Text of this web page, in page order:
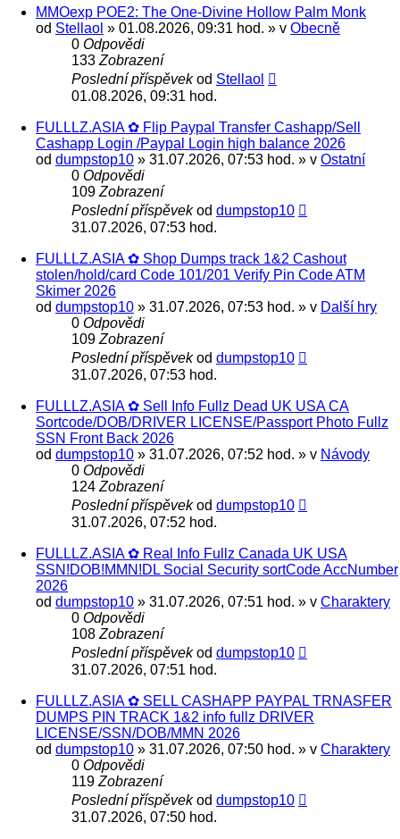
MMOexp POE2: The One-Divine Hollow Palm Monk
od Stellaol » 01.08.2026, 09:31 hod. » v Obecně
0 Odpovědi
133 Zobrazení
Poslední příspěvekod Stellaol
01.08.2026, 09:31 hod.
FULLLZ.ASIA ✿ Flip Paypal Transfer Cashapp/Sell
Cashapp Login /Paypal Login high balance 2026
od dumpstop10 » 31.07.2026, 07:53 hod. » v Ostatní
0 Odpovědi
109 Zobrazení
Poslední příspěvekod dumpstop10
31.07.2026, 07:53 hod.
FULLLZ.ASIA ✿ Shop Dumps track 1&2 Cashout
stolen/hold/card Code 101/201 Verify Pin Code ATM
Skimer 2026
od dumpstop10 » 31.07.2026, 07:53 hod. » v Další hry
0 Odpovědi
109 Zobrazení
Poslední příspěvekod dumpstop10
31.07.2026, 07:53 hod.
FULLLZ.ASIA ✿ Sell Info Fullz Dead UK USA CA
Sortcode/DOB/DRIVER LICENSE/Passport Photo Fullz
SSN Front Back 2026
od dumpstop10 » 31.07.2026, 07:52 hod. » v Návody
0 Odpovědi
124 Zobrazení
Poslední příspěvekod dumpstop10
31.07.2026, 07:52 hod.
FULLLZ.ASIA ✿ Real Info Fullz Canada UK USA
SSN!DOB!MMN!DL Social Security sortCode AccNumber
2026
od dumpstop10 » 31.07.2026, 07:51 hod. » v Charaktery
0 Odpovědi
108 Zobrazení
Poslední příspěvekod dumpstop10
31.07.2026, 07:51 hod.
FULLLZ.ASIA ✿ SELL CASHAPP PAYPAL TRNASFER
DUMPS PIN TRACK 1&2 info fullz DRIVER
LICENSE/SSN/DOB/MMN 2026
od dumpstop10 » 31.07.2026, 07:50 hod. » v Charaktery
0 Odpovědi
119 Zobrazení
Poslední příspěvekod dumpstop10
31.07.2026, 07:50 hod.